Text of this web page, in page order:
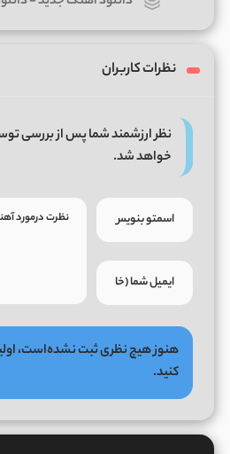
نظرات کاربران
نظر ارزشمند شما پس از بررسی
خواهد شد.
هنوز هیچ نظری ثبت نشده‌است،
کنید.